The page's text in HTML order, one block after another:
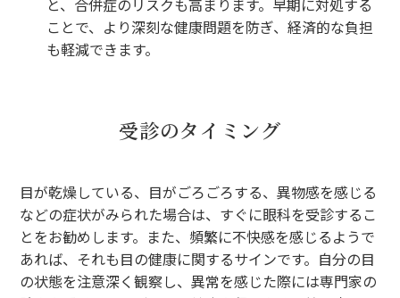
ことで、より深刻な健康問題を防ぎ、経済的な負担
も軽減できます。
受診のタイミング
目が乾燥している、目がごろごろする、異物感を感じる
などの症状がみられた場合は、すぐに眼科を受診するこ
とをお勧めします。また、頻繁に不快感を感じるようで
あれば、それも目の健康に関するサインです。自分の目
の状態を注意深く観察し、異常を感じた際には専門家の